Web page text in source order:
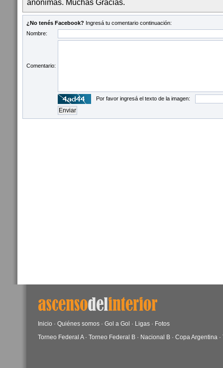
anónimas. Muchas Gracias.
¿No tenés Facebook? Ingresá tu comentario continuación:
Nombre:
Comentario:
Por favor ingresá el texto de la imagen:
Inicio · Quiénes somos · Gol a Gol · Ligas · Fotos
Torneo Federal A· Torneo Federal B · Nacional B · Copa Argentina ·